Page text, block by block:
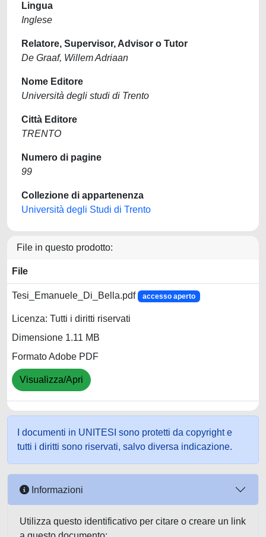
Lingua
Inglese
Relatore, Supervisor, Advisor o Tutor
De Graaf, Willem Adriaan
Nome Editore
Università degli studi di Trento
Città Editore
TRENTO
Numero di pagine
99
Collezione di appartenenza
Università degli Studi di Trento
File in questo prodotto:
File
Tesi_Emanuele_Di_Bella.pdf accesso aperto
Licenza: Tutti i diritti riservati
Dimensione 1.11 MB
Formato Adobe PDF
Visualizza/Apri
I documenti in UNITESI sono protetti da copyright e
tutti i diritti sono riservati, salvo diversa indicazione.
Informazioni
Utilizza questo identificativo per citare o creare un link